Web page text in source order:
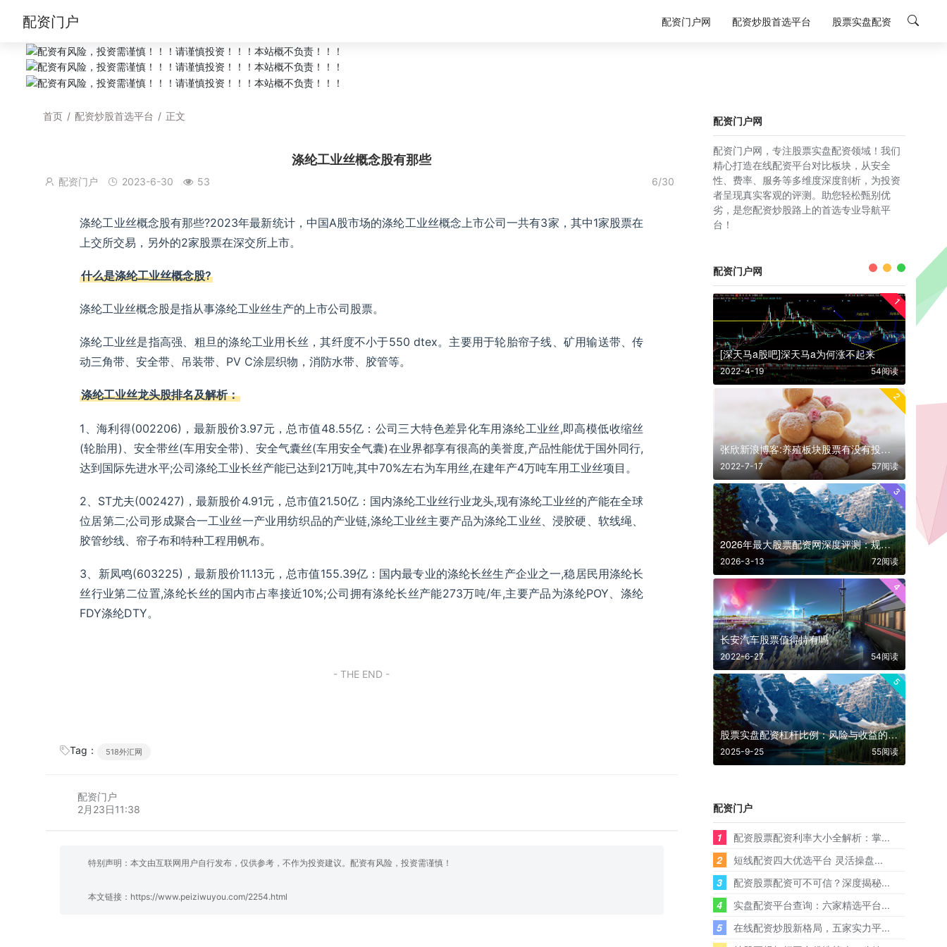
配资门户 配资门户网 配资炒股首选平台 股票实盘配资
首页 / 配资炒股首选平台 / 正文
涤纶工业丝概念股有那些
配资门户 2023-6-30 53 6/30
涤纶工业丝概念股有那些?2023年最新统计，中国A股市场的涤纶工业丝概念上市公司一共有3家，其中1家股票在
上交所交易，另外的2家股票在深交所上市。
什么是涤纶工业丝概念股?
涤纶工业丝概念股是指从事涤纶工业丝生产的上市公司股票。
涤纶工业丝是指高强、粗旦的涤纶工业用长丝，其纤度不小于550 dtex。主要用于轮胎帘子线、矿用输送带、传
动三角带、安全带、吊装带、PV C涂层织物，消防水带、胶管等。
涤纶工业丝龙头股排名及解析：
1、海利得(002206)，最新股价3.97元，总市值48.55亿：公司三大特色差异化车用涤纶工业丝,即高模低收缩丝
(轮胎用)、安全带丝(车用安全带)、安全气囊丝(车用安全气囊)在业界都享有很高的美誉度,产品性能优于国外同行,
达到国际先进水平;公司涤纶工业长丝产能已达到21万吨,其中70%左右为车用丝,在建年产4万吨车用工业丝项目。
2、ST尤夫(002427)，最新股价4.91元，总市值21.50亿：国内涤纶工业丝行业龙头,现有涤纶工业丝的产能在全球
位居第二;公司形成聚合一工业丝一产业用纺织品的产业链,涤纶工业丝主要产品为涤纶工业丝、浸胶硬、软线绳、
胶管纱线、帘子布和特种工程用帆布。
3、新凤鸣(603225)，最新股价11.13元，总市值155.39亿：国内最专业的涤纶长丝生产企业之一,稳居民用涤纶长
丝行业第二位置,涤纶长丝的国内市占率接近10%;公司拥有涤纶长丝产能273万吨/年,主要产品为涤纶POY、涤纶
FDY涤纶DTY。
- THE END -
Tag： 518外汇网
配资门户
2月23日11:38
特别声明：本文由互联网用户自行发布，仅供参考，不作为投资建议。配资有风险，投资需谨慎！
本文链接： https://www.peiziwuyou.com/2254.html
配资门户网
配资门户网，专注股票实盘配资领域！我们
精心打造在线配资平台对比板块，从安全
性、费率、服务等多维度深度剖析，为投资
者呈现真实客观的评测。助您轻松甄别优
劣，是您配资炒股路上的首选专业导航平
台！
配资门户网
1
[深天马a股吧]深天马a为何涨不起来
2022-4-19 54阅读
2
张欣新浪博客:养殖板块股票有没有投资价值
2022-7-17 57阅读
3
2026年最大股票配资网深度评测：规模、安全与实力的终极较量
2026-3-13 72阅读
4
长安汽车股票值得持有吗
2022-6-27 54阅读
5
股票实盘配资杠杆比例：风险与收益的平衡艺术
2025-9-25 55阅读
配资门户
1
配资股票配资利率大小全解析：掌...
2
短线配资四大优选平台 灵活操盘...
3
配资股票配资可不可信？深度揭秘...
4
实盘配资平台查询：六家精选平台...
5
在线配资炒股新格局，五家实力平...